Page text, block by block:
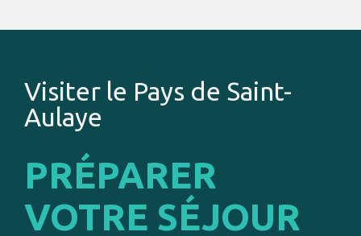
Visiter le Pays de Saint-
Aulaye
PRÉPARER
VOTRE SÉJOUR